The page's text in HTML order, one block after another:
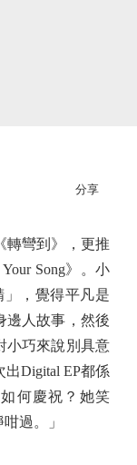
分享
彎到》，更推
Song》。小
，覺得平凡是
邊人故事，然後
小巧來說別具意
Digital EP都係
何慶祝？她笑
過。」